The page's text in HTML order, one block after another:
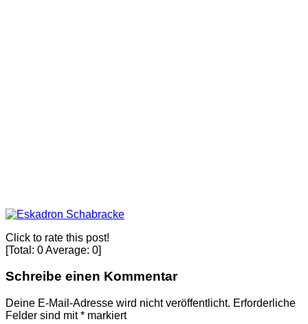
Click to rate this post!
[Total: 0Average: 0]
Schreibe einen Kommentar
Deine E-Mail-Adresse wird nicht veröffentlicht. Erforderliche
Felder sind mit* markiert